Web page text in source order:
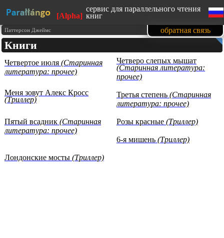
[Alpha]
сервис для параллельного чтения
книг
сайт адаптирован под мобильные
устройства
любимые книги
1500 книг в нашей базе на данный
тексты произведений
целью (изучение иностранных
обратная связь
Паттерсон Джеймс
Книги
Четвертое июля (Старинная
литература: прочее)
Четверо слепых мышат
(Старинная литература:
прочее)
Меня зовут Алекс Кросс
(Триллер)
Третья степень (Старинная
литература: прочее)
Пятый всадник (Старинная
литература: прочее)
Розы красные (Триллер)
6-я мишень (Триллер)
Лондонские мосты (Триллер)